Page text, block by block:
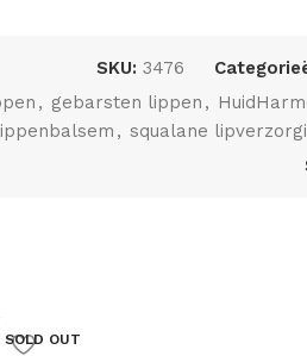
SKU: 3476
, gebarsten lippen ,
, squalane
SOLD OUT